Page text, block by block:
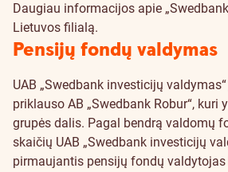
Daugiau informacijos apie
Lietuvos filialą.
Pensijų fondų valdymas
UAB „Swedbank investicijų
priklauso AB „Swedbank Robur“, kuri
grupės dalis. Pagal bendrą valdomų
skaičių UAB „Swedbank investicijų
pirmaujantis pensijų fondų valdytojas